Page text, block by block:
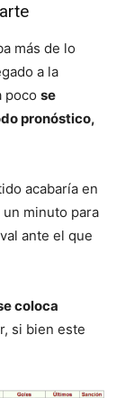
más de lo
a la
poco se
pronóstico,
acabaría en
minuto para
ante el que
coloca
si bien este